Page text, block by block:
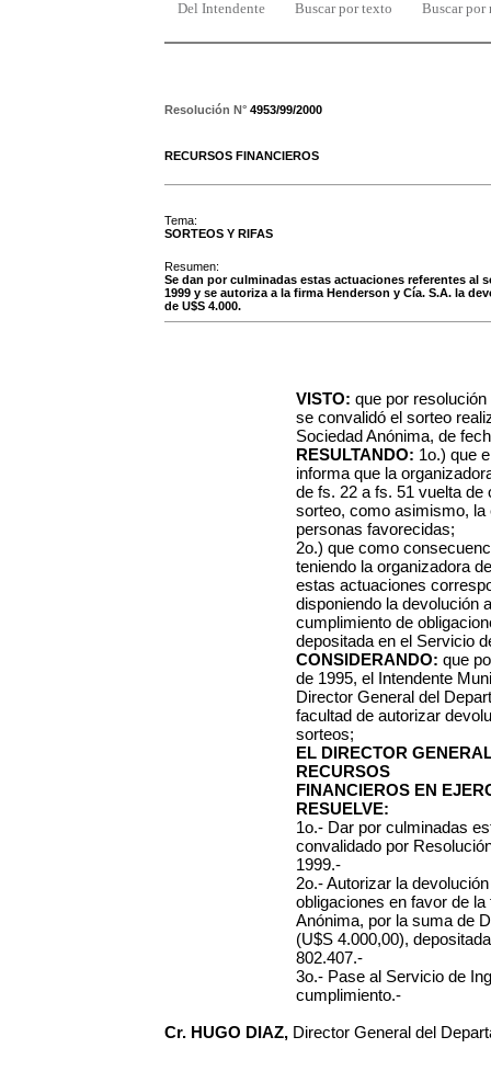
Del Intendente Buscar por texto Buscar por
Resolución N° 4953/99/2000
RECURSOS FINANCIEROS
Tema:
SORTEOS Y RIFAS
Resumen:
Se dan por culminadas estas actuaciones referentes al
1999 y se autoriza a la firma Henderson y Cía. S.A. la
de U$S 4.000.
VISTO: que por
se convalidó el sorteo
Sociedad Anónima, de
RESULTANDO: 1o.) que
informa que la
de fs. 22 a fs. 51 vuelta de
sorteo, como asimismo,
personas favorecidas;
2o.) que como
teniendo la organizadora
estas actuaciones
disponiendo la devolución
cumplimiento de
depositada en el Servicio
CONSIDERANDO: que
de 1995, el Intendente
Director General del
facultad de autorizar
sorteos;
EL DIRECTOR
RECURSOS
FINANCIEROS EN
RESUELVE:
1o.- Dar por culminadas
convalidado por
1999.-
2o.- Autorizar la
obligaciones en favor de
Anónima, por la suma de
(U$S 4.000,00),
802.407.-
3o.- Pase al Servicio de
cumplimiento.-
Cr. HUGO DIAZ, Director General del